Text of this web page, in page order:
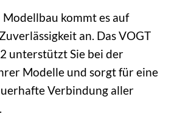
Modellbau kommt es auf
an. Das VOGT
unterstützt Sie bei der
Modelle und sorgt für eine
Verbindung aller